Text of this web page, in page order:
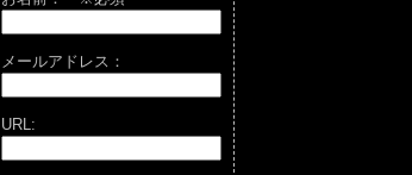
メールアドレス：
URL: